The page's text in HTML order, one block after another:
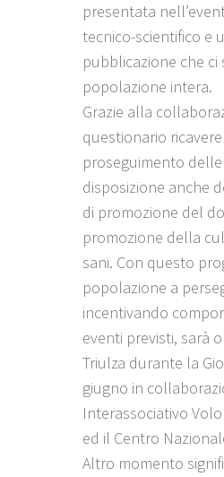
presentata
tecnico-scientifico e
pubblicazione che
popolazione intera.
Grazie alla
questionario
proseguimento
disposizione anche
di promozione del
promozione della
sani. Con questo
popolazione a
incentivando
eventi previsti, sarà
Triulza durante la
giugno in
Interassociativo
ed il Centro
Altro momento